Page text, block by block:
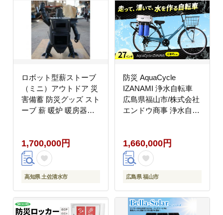
ロボット型薪ストーブ
（ミニ）アウトドア 災
害備蓄 防災グッズ スト
ーブ 薪 暖炉 暖房器具
付き ユニーク オリジナ
ル 存在感 ガラス
【R00757】
1,700,000円
高知県 土佐清水市
防災 AquaCycle
IZANAMI 浄水自転車
広島県福山市/株式会社
エンドウ商事 浄水自転
[BAGX001]
1,660,000円
広島県 福山市